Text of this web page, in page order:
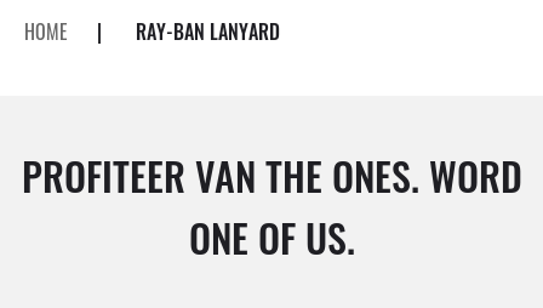
HOME | RAY-BAN LANYARD
PROFITEER VAN THE ONES. WORD
ONE OF US.